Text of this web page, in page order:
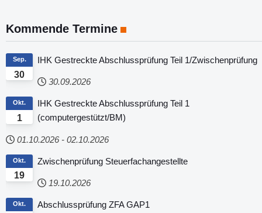
Kommende Termine
30
Sep. IHK Gestreckte Abschlussprüfung Teil 1/Zwischenprüfung
30.09.2026
1
Okt.
IHK Gestreckte Abschlussprüfung Teil 1
(computergestützt/BM)
01.10.2026 - 02.10.2026
19
Okt. Zwischenprüfung Steuerfachangestellte
19.10.2026
Okt. Abschlussprüfung ZFA GAP1